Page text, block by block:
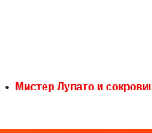
• Мистер Лупато и